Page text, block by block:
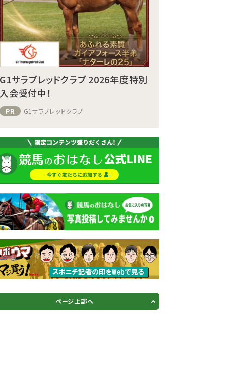
G1サラブレッドクラブ 2026年度特別
入会受付中！
PR G1サラブレッドクラブ
ページ上部へ